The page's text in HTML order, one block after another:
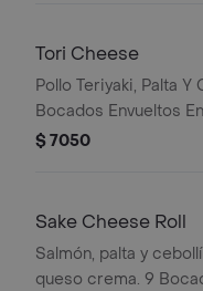
Tori Cheese
Pollo Teriyaki, Palta Y
Bocados Envueltos
$ 7050
Sake Cheese Roll
Salmón, palta y
queso crema. 9